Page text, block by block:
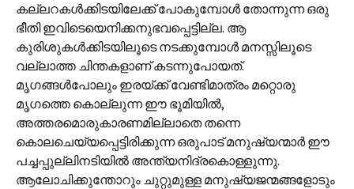
കല്ലറകള്‍ക്കിടയിലേക്ക് പോകുമ്പോള്‍ തോന്നുന്ന ഒരു
ഭീതി ഇവിടെയെനിക്കനുഭവപ്പെട്ടില്ല. ആ
കുരിശുകള്‍ക്കിടയിലൂടെ നടക്കുമ്പോള്‍ മനസ്സിലൂടെ
വല്ലാത്ത ചിന്തകളാണ് കടന്നുപോയത്.
മൃഗങ്ങള്‍പോലും ഇരയ്ക്ക് വേണ്ടിമാത്രം മറ്റൊരു
മൃഗത്തെ കൊല്ലുന്ന ഈ ഭൂമിയില്‍,
അത്തരമൊരുകാരണമില്ലാതെ തന്നെ
കൊലചെയ്യപ്പെട്ടിരിക്കുന്ന ഒരുപാട് മനുഷ്യന്മാര്‍ ഈ
പച്ചപ്പുല്ലിനടിയില്‍ അന്ത്യനിദ്രകൊള്ളുന്നു.
ആലോചിക്കുന്തോറും ചുറ്റുമുള്ള മനുഷ്യജന്മങ്ങളോടും